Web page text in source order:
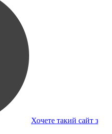
Хочете такий сайт з